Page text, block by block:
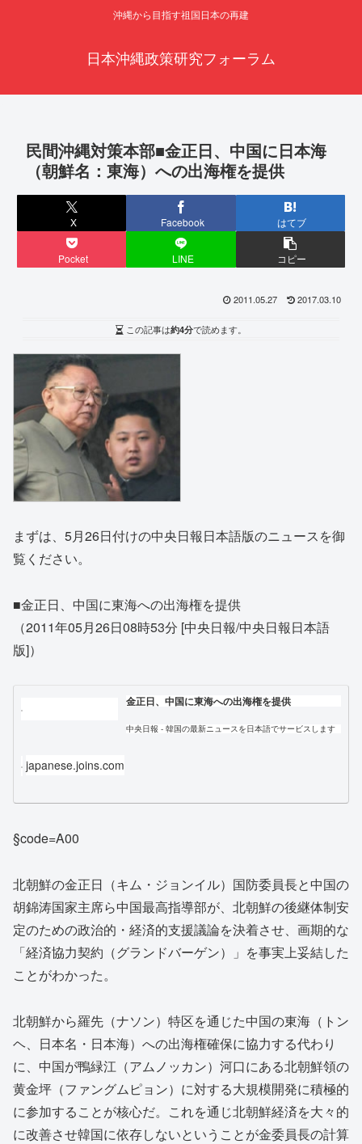
沖縄から目指す祖国日本の再建
日本沖縄政策研究フォーラム
民間沖縄対策本部■金正日、中国に日本海
（朝鮮名：東海）への出海権を提供
X Facebook はてブ
Pocket LINE コピー
2011.05.27 2017.03.10
この記事は約4分で読めます。
まずは、5月26日付けの中央日報日本語版のニュースを御
覧ください。
■金正日、中国に東海への出海権を提供
（2011年05月26日08時53分 [中央日報/中央日報日本語
版]）
金正日、中国に東海への出海権を提供
中央日報 - 韓国の最新ニュースを日本語でサービスします
japanese.joins.com
§code=A00
北朝鮮の金正日（キム・ジョンイル）国防委員長と中国の
胡錦涛国家主席ら中国最高指導部が、北朝鮮の後継体制安
定のための政治的・経済的支援議論を決着させ、画期的な
「経済協力契約（グランドバーゲン）」を事実上妥結した
ことがわかった。
北朝鮮から羅先（ナソン）特区を通じた中国の東海（トン
ヘ、日本名・日本海）への出海権確保に協力する代わり
に、中国が鴨緑江（アムノッカン）河口にある北朝鮮領の
黄金坪（ファングムピョン）に対する大規模開発に積極的
に参加することが核心だ。これを通じ北朝鮮経済を大々的
に改善させ韓国に依存しないということが金委員長の計算